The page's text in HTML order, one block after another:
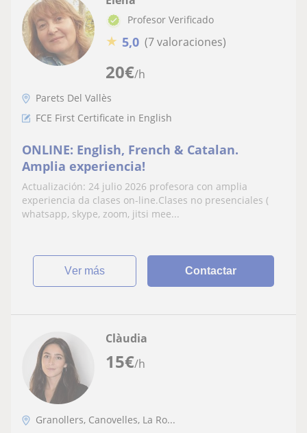
20€/h
Profesor Verificado
★ 5,0 (7 valoraciones)
Parets Del Vallès
FCE First Certificate in English
ONLINE: English, French & Catalan.
Amplia experiencia!
Actualización: 24 julio 2026 profesora con amplia
experiencia da clases on-line.Clases no presenciales (
whatsapp, skype, zoom, jitsi mee...
ver más Contactar
15€/h
Clàudia
Granollers, Canovelles, La Ro...